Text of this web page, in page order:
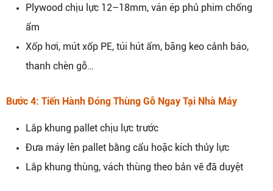
Plywood chịu lực 12–18mm, ván ép phủ phim chống
ẩm
Xốp hơi, mút xốp PE, túi hút ẩm, băng keo cảnh báo,
thanh chèn gỗ…
Bước 4: Tiến Hành Đóng Thùng Gỗ Ngay Tại Nhà Máy
Lắp khung pallet chịu lực trước
Đưa máy lên pallet bằng cẩu hoặc kích thủy lực
Lắp khung thùng, vách thùng theo bản vẽ đã duyệt